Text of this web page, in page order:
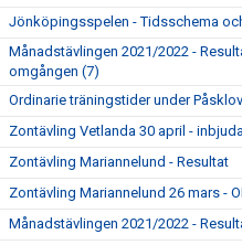
Jönköpingsspelen - Tidsschema
Månadstävlingen 2021/2022 -
omgången (7)
Ordinarie träningstider under
Zontävling Vetlanda 30 april -
Zontävling Mariannelund - Resultat
Zontävling Mariannelund 26 mars -
Månadstävlingen 2021/2022 -